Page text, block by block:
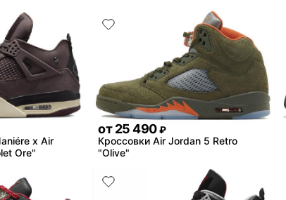
x Air
Ore"
от 25 490 ₽
Кроссовки Air Jordan 5 Retro
"Olive"